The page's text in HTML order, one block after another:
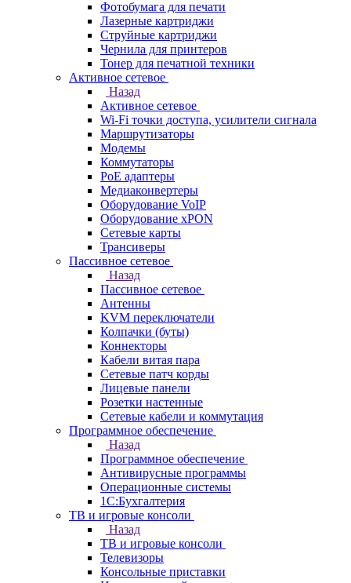
Фотобумага для печати
Лазерные картриджи
Струйные картриджи
Чернила для принтеров
Тонер для печатной техники
Активное сетевое
Назад
Активное сетевое
Wi-Fi точки доступа, усилители сигнала
Маршрутизаторы
Модемы
Коммутаторы
PoE адаптеры
Медиаконвертеры
Оборудование VoIP
Оборудование xPON
Сетевые карты
Трансиверы
Пассивное сетевое
Назад
Пассивное сетевое
Антенны
KVM переключатели
Колпачки (буты)
Коннекторы
Кабели витая пара
Сетевые патч корды
Лицевые панели
Розетки настенные
Сетевые кабели и коммутация
Программное обеспечение
Назад
Программное обеспечение
Антивирусные программы
Операционные системы
1С:Бухгалтерия
ТВ и игровые консоли
Назад
ТВ и игровые консоли
Телевизоры
Консольные приставки